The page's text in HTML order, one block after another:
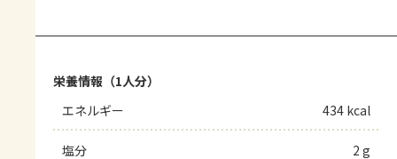
栄養情報（1人分）
エネルギー
434 kcal
塩分 2 g